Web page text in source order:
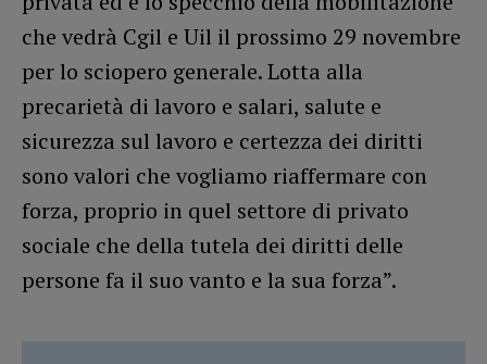
che vedrà Cgil e Uil il prossimo 29 novembre
per lo sciopero generale. Lotta alla
precarietà di lavoro e salari, salute e
sicurezza sul lavoro e certezza dei diritti
sono valori che vogliamo riaffermare con
forza, proprio in quel settore di privato
sociale che della tutela dei diritti delle
persone fa il suo vanto e la sua forza”.